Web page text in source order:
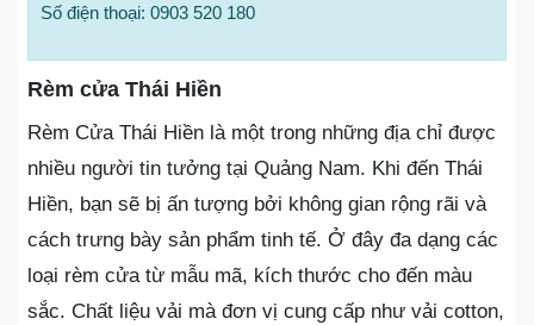
Số điện thoại: 0903 520 180
Rèm cửa Thái Hiền
Rèm Cửa Thái Hiền là một trong những địa chỉ được
nhiều người tin tưởng tại Quảng Nam. Khi đến Thái
Hiền, bạn sẽ bị ấn tượng bởi không gian rộng rãi và
cách trưng bày sản phẩm tinh tế. Ở đây đa dạng các
loại rèm cửa từ mẫu mã, kích thước cho đến màu
sắc. Chất liệu vải mà đơn vị cung cấp như vải cotton,